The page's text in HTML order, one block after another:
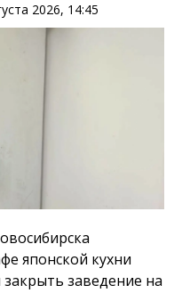
2026, 14:45
японской кухни
заведение на